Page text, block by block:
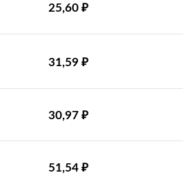
25,60 ₽
31,59 ₽
30,97 ₽
51,54 ₽